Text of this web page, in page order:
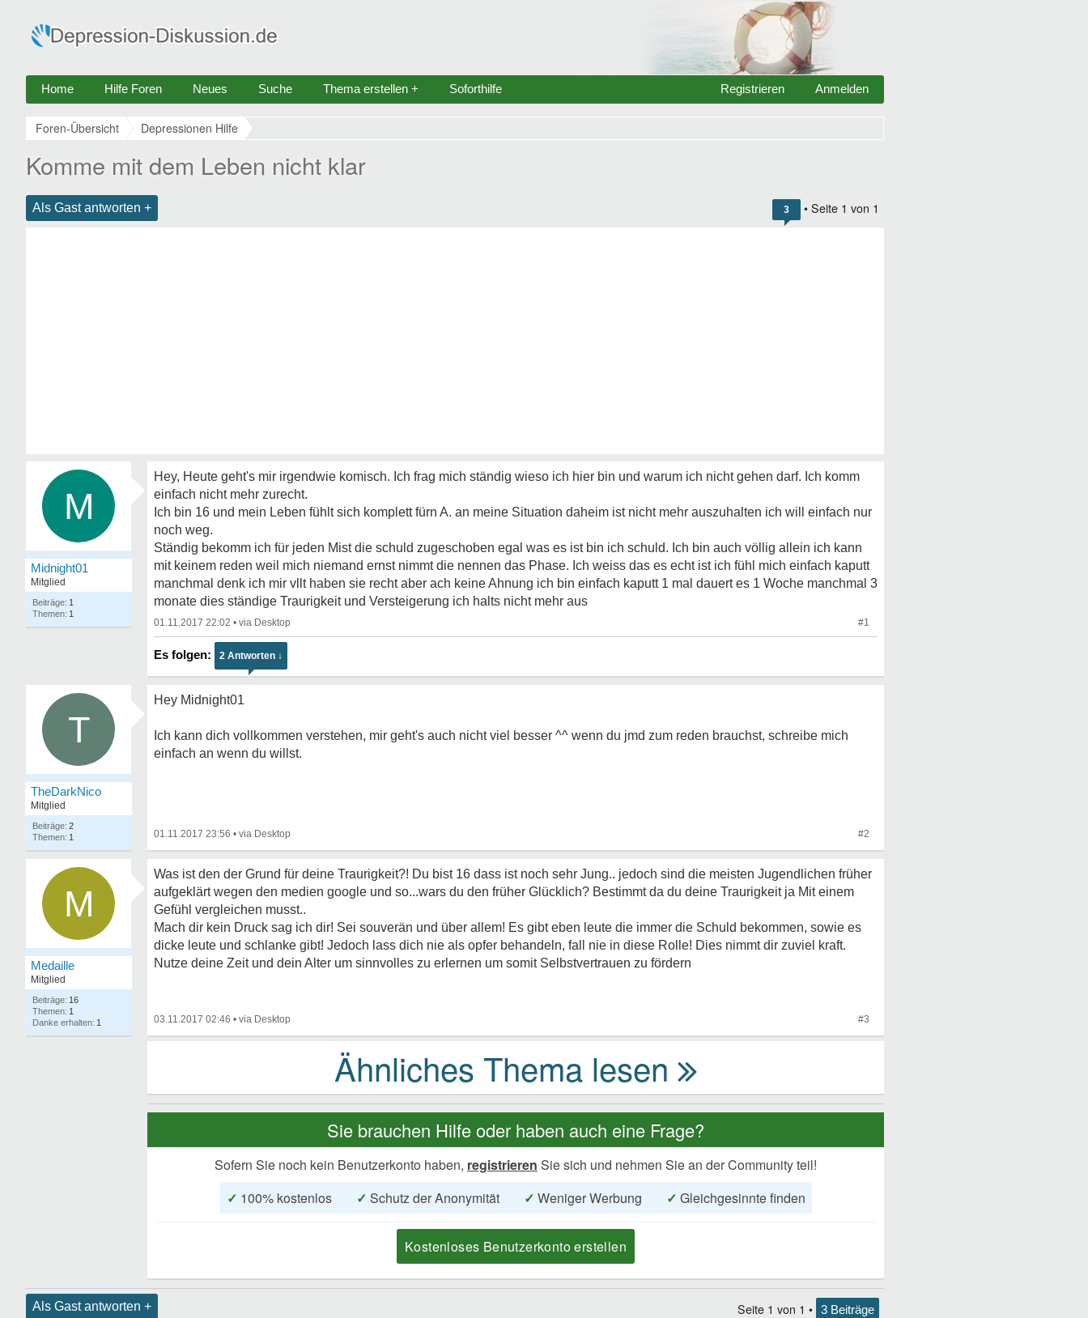
Home Hilfe Foren Neues Suche Thema erstellen + Soforthilfe Anmelden
Registrieren
Foren-Übersicht Depressionen Hilfe
Komme mit dem Leben nicht klar
Als Gast antworten + 3 • Seite 1 von 1
M
Midnight01
Mitglied
1
1
Hey, Heute geht's mir irgendwie komisch. Ich frag mich ständig wieso ich hier bin und warum ich nicht gehen darf. Ich komm
einfach nicht mehr zurecht.
Ich bin 16 und mein Leben fühlt sich komplett fürn A. an meine Situation daheim ist nicht mehr auszuhalten ich will einfach nur
noch weg.
Ständig bekomm ich für jeden Mist die schuld zugeschoben egal was es ist bin ich schuld. Ich bin auch völlig allein ich kann
mit keinem reden weil mich niemand ernst nimmt die nennen das Phase. Ich weiss das es echt ist ich fühl mich einfach kaputt
manchmal denk ich mir vllt haben sie recht aber ach keine Ahnung ich bin einfach kaputt 1 mal dauert es 1 Woche manchmal 3
monate dies ständige Traurigkeit und Versteigerung ich halts nicht mehr aus
01.11.2017 22:02 • #1
2 Antworten ↓
T
TheDarkNico
Mitglied
2
1
Hey Midnight01
Ich kann dich vollkommen verstehen, mir geht's auch nicht viel besser ^^ wenn du jmd zum reden brauchst, schreibe mich
einfach an wenn du willst.
01.11.2017 23:56 • #2
M
Medaille
Mitglied
16
1
1
Was ist den der Grund für deine Traurigkeit?! Du bist 16 dass ist noch sehr Jung.. jedoch sind die meisten Jugendlichen früher
aufgeklärt wegen den medien google und so...wars du den früher Glücklich? Bestimmt da du deine Traurigkeit ja Mit einem
Gefühl vergleichen musst..
Mach dir kein Druck sag ich dir! Sei souverän und über allem! Es gibt eben leute die immer die Schuld bekommen, sowie es
dicke leute und schlanke gibt! Jedoch lass dich nie als opfer behandeln, fall nie in diese Rolle! Dies nimmt dir zuviel kraft.
Nutze deine Zeit und dein Alter um sinnvolles zu erlernen um somit Selbstvertrauen zu fördern
03.11.2017 02:46 • #3
Sie brauchen Hilfe oder haben auch eine Frage?
Sofern Sie noch kein Benutzerkonto haben, registrieren Sie sich und nehmen Sie an der Community teil!
✓ 100% kostenlos ✓ Schutz der Anonymität ✓ Weniger Werbung ✓ Gleichgesinnte finden
Kostenloses Benutzerkonto erstellen
Als Gast antworten + Seite 1 von 1 • 3 Beiträge